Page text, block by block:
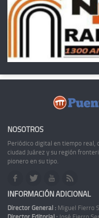
NOSOTROS
Periódico digital en tiempo
ciudad Juárez y su región
pionero en su tipo.
INFORMACIÓN ADICIONAL
Director General : Miguel Fierro